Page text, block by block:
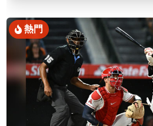
熱門